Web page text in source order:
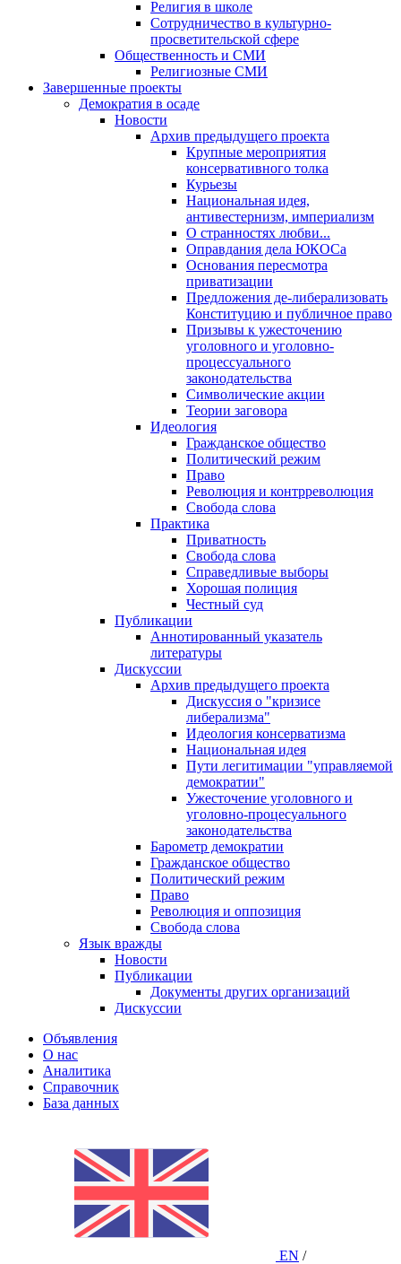
Религия в школе
Сотрудничество в культурно-
просветительской сфере
Общественность и СМИ
Религиозные СМИ
Завершенные проекты
Демократия в осаде
Новости
Архив предыдущего проекта
Крупные мероприятия
консервативного толка
Курьезы
Национальная идея,
антивестернизм, империализм
О странностях любви...
Оправдания дела ЮКОСа
Основания пересмотра
приватизации
Предложения де-либерализовать
Конституцию и публичное право
Призывы к ужесточению
уголовного и уголовно-
процессуального
законодательства
Символические акции
Теории заговора
Идеология
Гражданское общество
Политический режим
Право
Революция и контрреволюция
Свобода слова
Практика
Приватность
Свобода слова
Справедливые выборы
Хорошая полиция
Честный суд
Публикации
Аннотированный указатель
литературы
Дискуссии
Архив предыдущего проекта
Дискуссия о "кризисе
либерализма"
Идеология консерватизма
Национальная идея
Пути легитимации "управляемой
демократии"
Ужесточение уголовного и
уголовно-процесуального
законодательства
Барометр демократии
Гражданское общество
Политический режим
Право
Революция и оппозиция
Свобода слова
Язык вражды
Новости
Публикации
Документы других организаций
Дискуссии
Объявления
О нас
Аналитика
Справочник
База данных
EN /